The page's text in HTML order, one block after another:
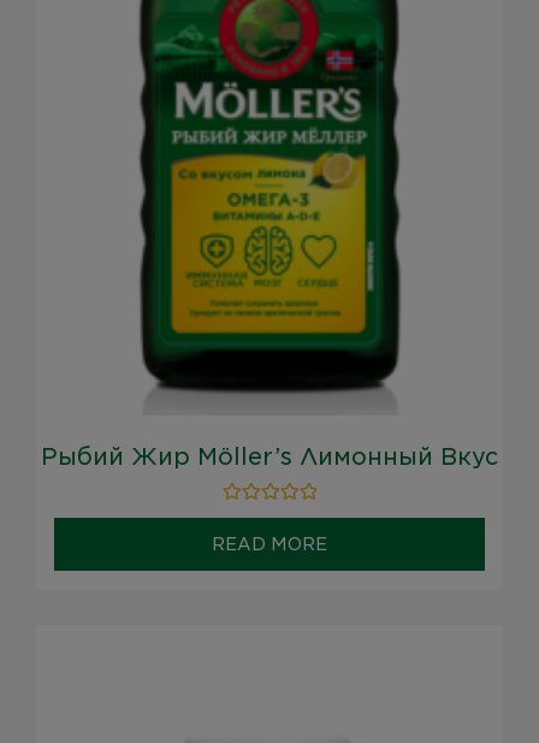
Рыбий Жир Möller’s Лимонный Вкус
Rated
0
out
of
READ MORE